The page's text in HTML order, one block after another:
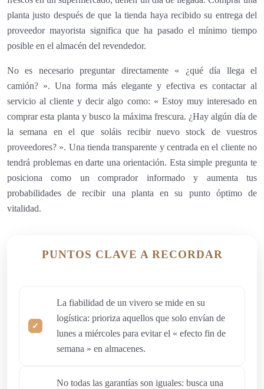
planta justo después de que la tienda haya recibido su entrega del
proveedor mayorista significa que ha pasado el mínimo tiempo
posible en el almacén del revendedor.
No es necesario preguntar directamente « ¿qué día llega el
camión? ». Una forma más elegante y efectiva es contactar al
servicio al cliente y decir algo como: « Estoy muy interesado en
comprar esta planta y busco la máxima frescura. ¿Hay algún día de
la semana en el que soláis recibir nuevo stock de vuestros
proveedores? ». Una tienda transparente y centrada en el cliente no
tendrá problemas en darte una orientación. Esta simple pregunta te
posiciona como un comprador informado y aumenta tus
probabilidades de recibir una planta en su punto óptimo de
vitalidad.
PUNTOS CLAVE A RECORDAR
La fiabilidad de un vivero se mide en su
logística: prioriza aquellos que solo envían de
lunes a miércoles para evitar el « efecto fin de
semana » en almacenes.
No todas las garantías son iguales: busca una